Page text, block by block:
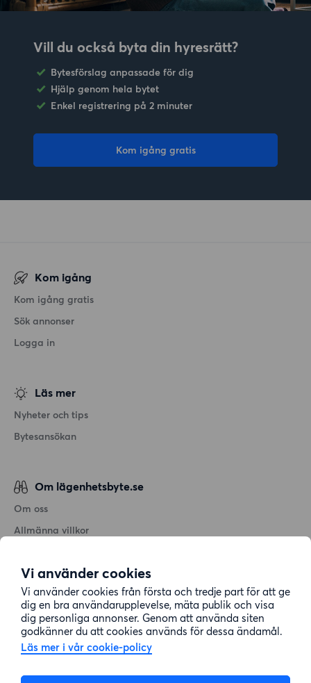
Vi använder cookies
Vi använder cookies från första och tredje part för att ge
dig en bra användarupplevelse, mäta publik och visa
dig personliga annonser. Genom att använda siten
godkänner du att cookies används för dessa ändamål.
Läs mer i vår cookie-policy
Vill du också byta din hyresrätt?
Bytesförslag anpassade för dig
Hjälp genom hela bytet
Enkel registrering på 2 minuter
Kom igång gratis
Kom igång
Kom igång gratis
Sök annonser
Logga in
Läs mer
Nyheter och tips
Bytesansökan
Om lägenhetsbyte.se
Om oss
Allmänna villkor
Cookiepolicy
Sitemap
Kundtjänst